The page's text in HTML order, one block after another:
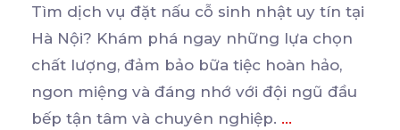
Tìm dịch vụ đặt nấu cỗ sinh nhật uy tín tại
Hà Nội? Khám phá ngay những lựa chọn
chất lượng, đảm bảo bữa tiệc hoàn hảo,
ngon miệng và đáng nhớ với đội ngũ đầu
bếp tận tâm và chuyên nghiệp. ...